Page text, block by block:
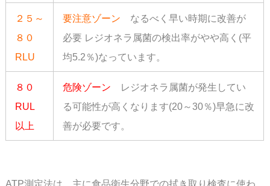
２５～
８０
RLU
要注意ゾーン
なるべく早い時期に改善が
必要 レジオネラ属菌の検出率がやや高く(平
均5.2％)なっています。
８０
RUL
以上
危険ゾーン
レジオネラ属菌が発生してい
る可能性が高くなります(20～30％)早急に改
善が必要です。